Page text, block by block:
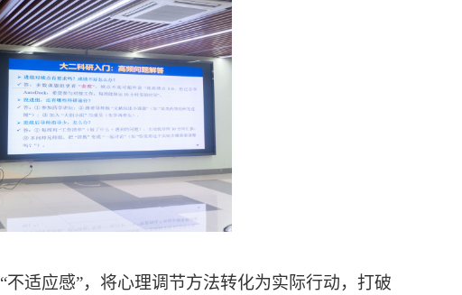
“不适应感”，将心理调节方法转化为实际行动，打破